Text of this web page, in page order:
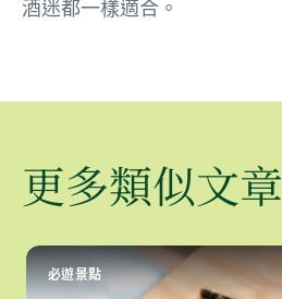
酒迷都一樣適合。
更多類似文章
必遊景點